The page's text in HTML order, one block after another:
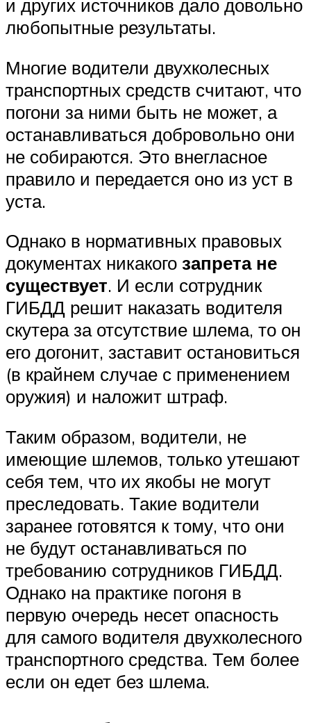
и других источников дало довольно
любопытные результаты.
Многие водители двухколесных
транспортных средств считают, что
погони за ними быть не может, а
останавливаться добровольно они
не собираются. Это внегласное
правило и передается оно из уст в
уста.
Однако в нормативных правовых
документах никакого запрета не
существует. И если сотрудник
ГИБДД решит наказать водителя
скутера за отсутствие шлема, то он
его догонит, заставит остановиться
(в крайнем случае с применением
оружия) и наложит штраф.
Таким образом, водители, не
имеющие шлемов, только утешают
себя тем, что их якобы не могут
преследовать. Такие водители
заранее готовятся к тому, что они
не будут останавливаться по
требованию сотрудников ГИБДД.
Однако на практике погоня в
первую очередь несет опасность
для самого водителя двухколесного
транспортного средства. Тем более
если он едет без шлема.